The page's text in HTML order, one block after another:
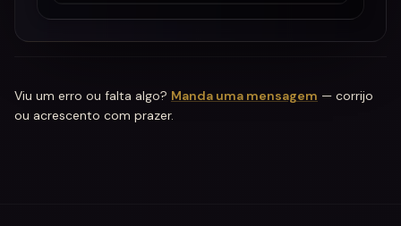
Viu um erro ou falta algo? Manda uma mensagem — corrijo
ou acrescento com prazer.